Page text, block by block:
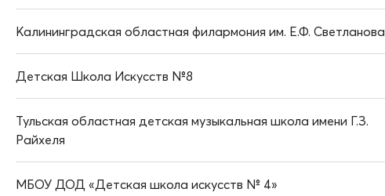
Калининградская областная филармония им. Е.Ф. Светланова
Детская Школа Искусств №8
Тульская областная детская музыкальная школа имени Г.З.
Райхеля
МБОУ ДОД «Детская школа искусств № 4»